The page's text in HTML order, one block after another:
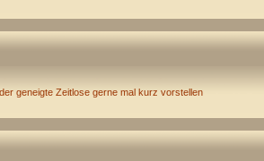
geneigte Zeitlose gerne mal kurz vorstellen